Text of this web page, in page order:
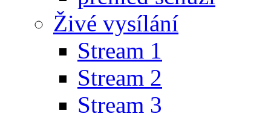
Živé vysílání
Stream 1
Stream 2
Stream 3